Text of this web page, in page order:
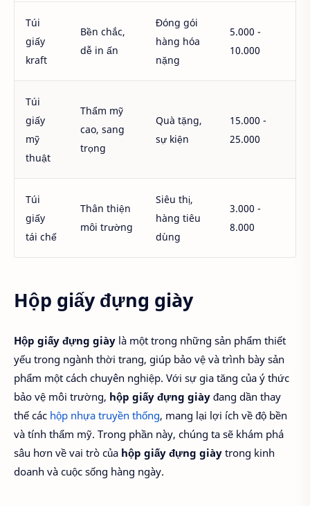
Túi
giấy
kraft
Bền chắc,
dễ in ấn
Đóng gói
hàng hóa
nặng
5.000 -
10.000
Túi
giấy
mỹ
thuật
Thẩm mỹ
cao, sang
trọng
Quà tặng,
sự kiện
15.000 -
25.000
Túi
giấy
tái chế
Thân thiện
môi trường
Siêu thị,
hàng tiêu
dùng
3.000 -
8.000
Hộp giấy đựng giày
Hộp giấy đựng giày là một trong những sản phẩm thiết
yếu trong ngành thời trang, giúp bảo vệ và trình bày sản
phẩm một cách chuyên nghiệp. Với sự gia tăng của ý thức
bảo vệ môi trường, hộp giấy đựng giày đang dần thay
thế các hộp nhựa truyền thống, mang lại lợi ích về độ bền
và tính thẩm mỹ. Trong phần này, chúng ta sẽ khám phá
sâu hơn về vai trò của hộp giấy đựng giày trong kinh
doanh và cuộc sống hàng ngày.